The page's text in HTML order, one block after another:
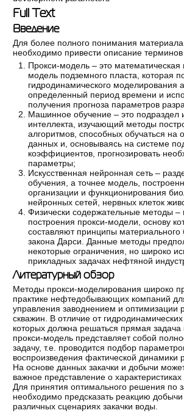
Full Text
Введение
Для более полного понимания
необходимо привести описание
Прокси-модель – это математическая
модель подземного пласта, которая
гидродинамического моделирования
определенный период времени и
получения прогноза параметров
Машинное обучение – это подраздел
интеллекта, изучающий методы
алгоритмов, способных обучаться на
данных и, основываясь на системе
коэффициентов, прогнозировать
параметры;
Искусственная нейронная сеть –
обучения, а точнее модель,
организации и функционирования
нейронных сетей, нервных клеток
Физически содержательные методы –
построения прокси-модели, основу
составляют принципы материального
закона Дарси. Данные методы
некоторые ограничения, но широко
прикладных задачах нефтяной
Литературный обзор
Методы прокси-моделирования широко
практике нефтедобывающих компаний
управления заводнением и оптимизации
скважин. В отличие от
которых должна решаться прямая задача
прокси-модель представляет собой
задачу, т.е. проводится подбор
воспроизведения фактической динамики
На основе данных закачки и добычи
важное представление о
Для принятия оптимального решения по
необходимо предсказать реакцию
различных сценариях закачки воды.